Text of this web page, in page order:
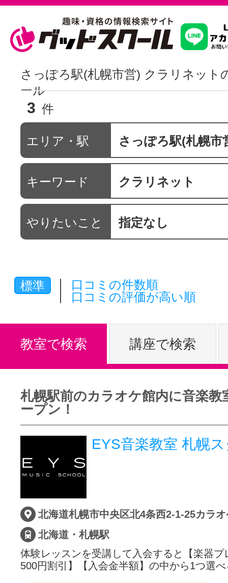
習いたいこ
駅・路線か
通信講座を
やりたいこ
特集をみる
グッドスク
掲載のお問
さっぽろ駅(札幌市営) クラリネット
ール
3 件
エリア・駅 さっぽろ駅(札幌市
キーワード クラリネット
やりたいこと 指定なし
標準
口コミの件数順
口コミの評価が高い順
教室で検索 講座で検索
札幌駅前のカラオケ館内に音楽教
ープン！
EYS音楽教室 札幌
北海道札幌市中央区北4条西2-1-25カラ
北海道・札幌駅
体験レッスンを受講して入会すると【楽器プ
500円割引】【入会金半額】の中から1つ選